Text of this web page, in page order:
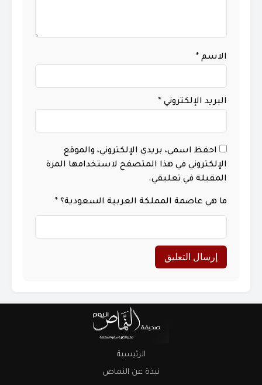
الاسم *
البريد الإلكتروني *
احفظ اسمي، بريدي الإلكتروني، والموقع
الإلكتروني في هذا المتصفح لاستخدامها المرة
المقبلة في تعليقي.
ما هي عاصمة المملكة العربية السعودية؟ *
الرئيسية
نبذة عن النماص